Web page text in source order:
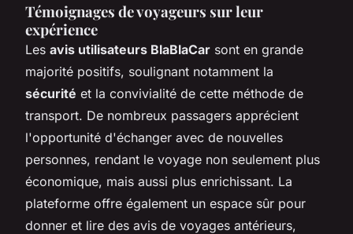
Témoignages de voyageurs sur leur
expérience
Les avis utilisateurs BlaBlaCar sont en grande
majorité positifs, soulignant notamment la
sécurité et la convivialité de cette méthode de
transport. De nombreux passagers apprécient
l'opportunité d'échanger avec de nouvelles
personnes, rendant le voyage non seulement plus
économique, mais aussi plus enrichissant. La
plateforme offre également un espace sûr pour
donner et lire des avis de voyages antérieurs,